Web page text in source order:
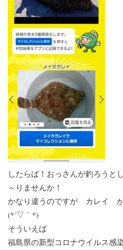
したらば！おっさんが釣ろう
～りませんか！
かなり違うのですが カレイ
(*´▽｀*)
そういえば
福島県の新型コロナウイルス感